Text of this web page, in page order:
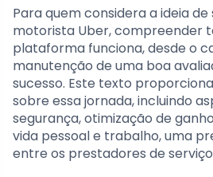
Para quem considera a ideia
motorista Uber, compreender
plataforma funciona, desde o
manutenção de uma boa
sucesso. Este texto
sobre essa jornada, incluindo
segurança, otimização de
vida pessoal e trabalho, uma
entre os prestadores de